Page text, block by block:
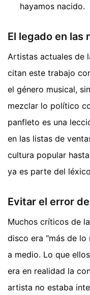
hayamos nacido.
El legado en las
Artistas actuales de
citan este trabajo
el género musical,
mezclar lo político
panfleto es una
en las listas de
cultura popular
ya es parte del
Evitar el error
Muchos críticos de
disco era "más de lo
a medio. Lo que
era en realidad la
artista no estaba